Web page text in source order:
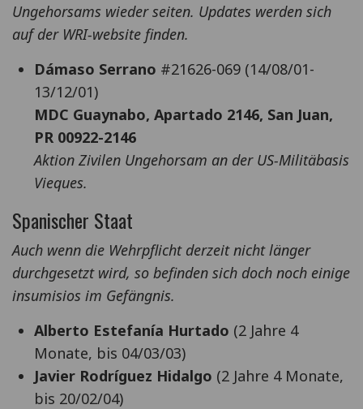
Ungehorsams wieder seiten. Updates werden sich
auf der WRI-website finden.
Dámaso Serrano #21626-069 (14/08/01-
13/12/01)
MDC Guaynabo, Apartado 2146, San Juan,
PR 00922-2146
Aktion Zivilen Ungehorsam an der US-Militäbasis
Vieques.
Spanischer Staat
Auch wenn die Wehrpflicht derzeit nicht länger
durchgesetzt wird, so befinden sich doch noch einige
insumisios im Gefängnis.
Alberto Estefanía Hurtado (2 Jahre 4
Monate, bis 04/03/03)
Javier Rodríguez Hidalgo (2 Jahre 4 Monate,
bis 20/02/04)